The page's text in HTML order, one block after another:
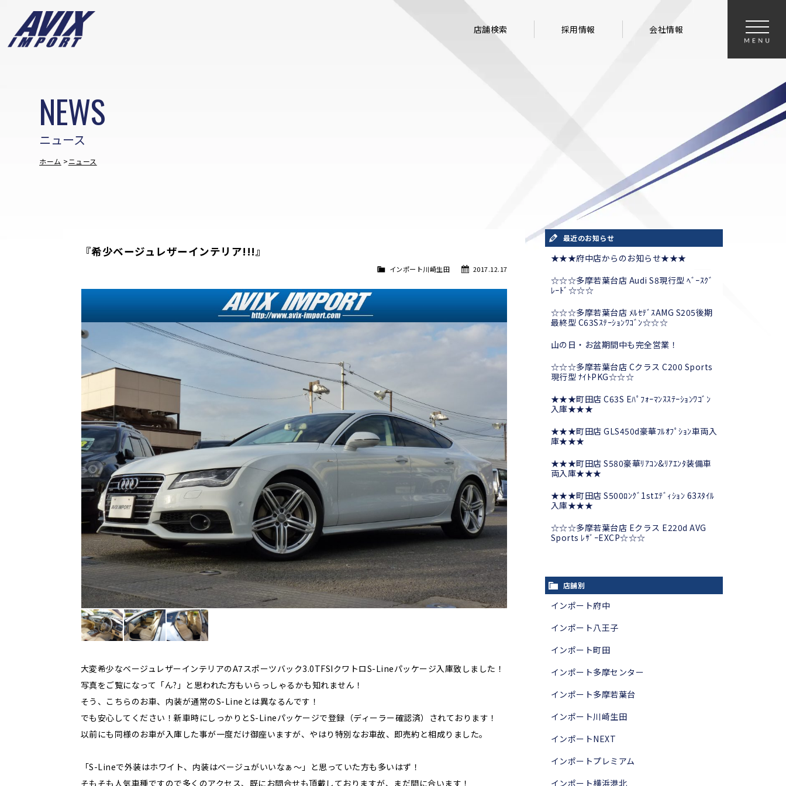
店舗検索 採用情報 会社情報
ニュース
NEWS
ホーム ニュース
『希少ベージュレザーインテリア!!!』
2017.12.17
インポート川崎生田
大変希少なベージュレザーインテリアのA7スポーツバック3.0TFSIクワトロS-Lineパッケージ入庫致しました！
写真をご覧になって「ん?」と思われた方もいらっしゃるかも知れません！
そう、こちらのお車、内装が通常のS-Lineとは異なるんです！
でも安心してください！新車時にしっかりとS-Lineパッケージで登録（ディーラー確認済）されております！
以前にも同様のお車が入庫した事が一度だけ御座いますが、やはり特別なお車故、即売約と相成りました。
「S-Lineで外装はホワイト、内装はベージュがいいなぁ～」と思っていた方も多いはず！
そもそも人気車種ですので多くのアクセス、既にお問合せも頂戴しておりますが、まだ間に合います！
最近のお知らせ
★★★府中店からのお知らせ★★★
☆☆☆多摩若葉台店 Audi S8現行型 ﾍﾞｰｽｸﾞ
ﾚｰﾄﾞ☆☆☆
☆☆☆多摩若葉台店 ﾒﾙｾﾃﾞｽAMG S205後期
最終型 C63Sｽﾃｰｼｮﾝﾜｺﾞﾝ☆☆☆
山の日・お盆期間中も完全営業！
☆☆☆多摩若葉台店 Cクラス C200 Sports
現行型 ﾅｲﾄPKG☆☆☆
★★★町田店 C63S Eﾊﾟﾌｫｰﾏﾝｽｽﾃｰｼｮﾝﾜｺﾞﾝ
入庫★★★
★★★町田店 GLS450d豪華ﾌﾙｵﾌﾟｼｮﾝ車両入
庫★★★
★★★町田店 S580豪華ﾘｱｺﾝ&ﾘｱｴﾝﾀ装備車
両入庫★★★
★★★町田店 S500ﾛﾝｸﾞ1stｴﾃﾞｨｼｮﾝ 63ｽﾀｲﾙ
入庫★★★
☆☆☆多摩若葉台店 Eクラス E220d AVG
Sports ﾚｻﾞｰEXCP☆☆☆
店舗別
インポート府中
インポート八王子
インポート町田
インポート多摩センター
インポート多摩若葉台
インポート川崎生田
インポートNEXT
インポートプレミアム
インポート横浜港北